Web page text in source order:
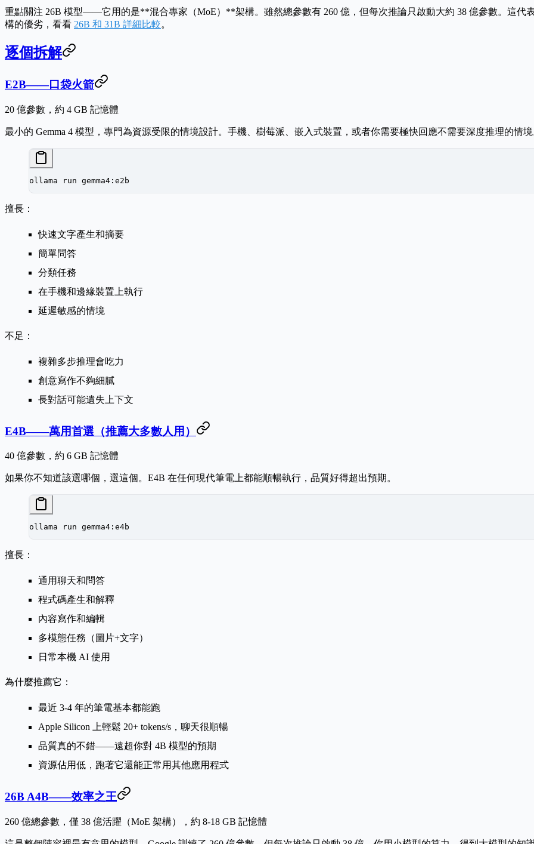
重點關注 26B 模型——它用的是**混合專家（MoE）**架構。雖然總參數有 260 億，但每次推論只啟動大約 38 億參數。這代
構的優劣，看看 26B 和 31B 詳細比較。
逐個拆解
E2B——口袋火箭
20 億參數，約 4 GB 記憶體
最小的 Gemma 4 模型，專門為資源受限的情境設計。手機、樹莓派、嵌入式裝置，或者你需要極快回應不需要深度推理的情
ollama run gemma4:e2b
擅長：
快速文字產生和摘要
簡單問答
分類任務
在手機和邊緣裝置上執行
延遲敏感的情境
不足：
複雜多步推理會吃力
創意寫作不夠細膩
長對話可能遺失上下文
E4B——萬用首選（推薦大多數人用）
40 億參數，約 6 GB 記憶體
如果你不知道該選哪個， 選這個。E4B 在任何現代筆電上都能順暢執行，品質好得超出預期。
ollama run gemma4:e4b
擅長：
通用聊天和問答
程式碼產生和解釋
內容寫作和編輯
多模態任務（圖片+文字）
日常本機 AI 使用
為什麼推薦它：
最近 3-4 年的筆電基本都能跑
Apple Silicon 上輕鬆 20+ tokens/s，聊天很順暢
品質真的不錯——遠超你對 4B 模型的預期
資源佔用低，跑著它還能正常用其他應用程式
26B A4B——效率之王
260 億總參數，僅 38 億活躍（MoE 架構），約 8-18 GB 記憶體